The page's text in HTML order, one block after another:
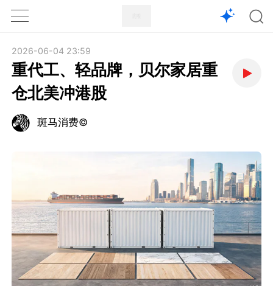
1X
2026-06-04 23:59
重代工、轻品牌，贝尔家居重
仓北美冲港股
斑马消费©